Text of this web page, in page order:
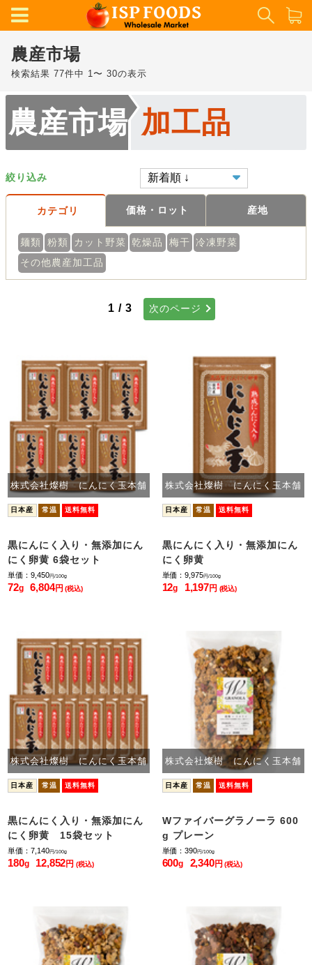
農産市場
検索結果 77件中 1〜 30の表示
農産市場 加工品
絞り込み
カテゴリ 価格・ロット 産地
麺類 粉類 カット野菜 乾燥品 梅干 冷凍野菜
その他農産加工品
1 / 3 次のページ
株式会社燦樹 にんにく玉本舗
日本産 常温 送料無料
黒にんにく入り・無添加にん
にく卵黄 6袋セット
単価：9,450円/100g
72g 6,804円(税込)
株式会社燦樹 にんにく玉本舗
日本産 常温 送料無料
黒にんにく入り・無添加にん
にく卵黄
単価：9,975円/100g
12g 1,197円 (税込)
株式会社燦樹 にんにく玉本舗
日本産 常温 送料無料
黒にんにく入り・無添加にん
にく卵黄 15袋セット
単価：7,140円/100g
180g 12,852円 (税込)
株式会社燦樹 にんにく玉本舗
日本産 常温 送料無料
Wファイバーグラノーラ 600
g プレーン
単価：390円/100g
600g 2,340円(税込)